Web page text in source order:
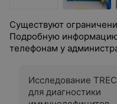
Существуют
Подробную
телефонам у
Исследование
для диагностики